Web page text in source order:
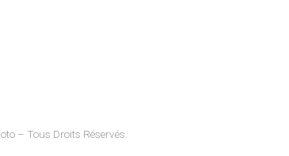
– Tous Droits Réservés.